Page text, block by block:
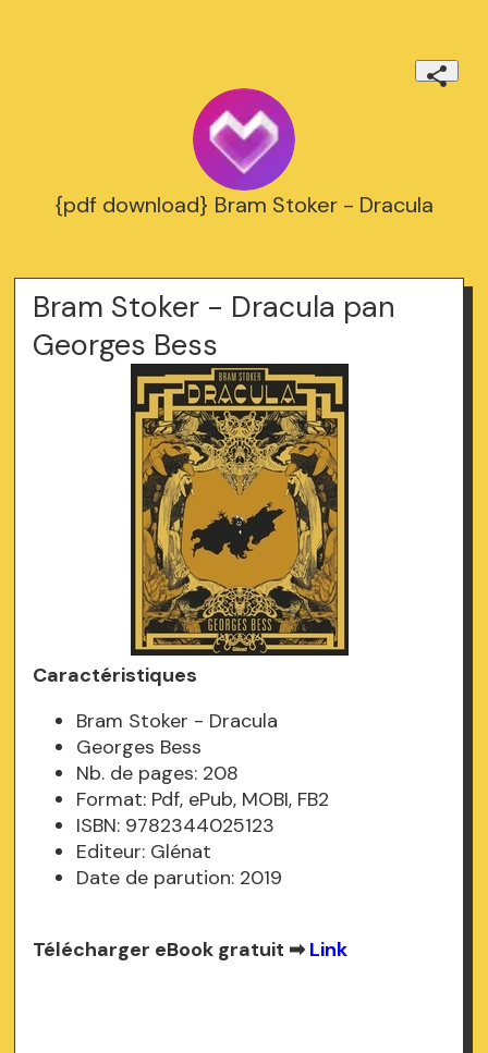
{pdf download} Bram Stoker - Dracula
Bram Stoker - Dracula pan
Georges Bess
Caractéristiques
Bram Stoker - Dracula
Georges Bess
Nb. de pages: 208
Format: Pdf, ePub, MOBI, FB2
ISBN: 9782344025123
Editeur: Glénat
Date de parution: 2019
Télécharger eBook gratuit ➡Link